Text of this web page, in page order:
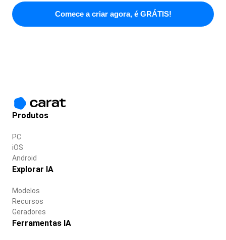
Comece a criar agora, é GRÁTIS!
Produtos
PC
iOS
Android
Explorar IA
Modelos
Recursos
Geradores
Ferramentas IA